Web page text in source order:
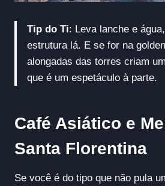
Tip do Ti: Leva lanche e
estrutura lá. E se for na
alongadas das torres criam
que é um espetáculo à parte.
Café Asiático e
Santa Florentina
Se você é do tipo que não pula